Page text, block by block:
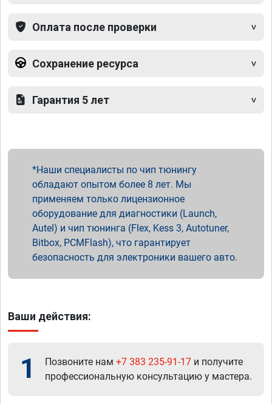
Оплата после проверки
Сохранение ресурса
Гарантия 5 лет
Наши специалисты по чип тюнингу
обладают опытом более 8 лет. Мы
применяем только лицензионное
оборудование для диагностики (Launch,
Autel) и чип тюнинга (Flex, Kess 3, Autotuner,
Bitbox, PCMFlash), что гарантирует
безопасность для электроники вашего авто.
Ваши действия:
1 Позвоните нам +7 383 235-91-17 и получите
профессиональную консультацию у мастера.